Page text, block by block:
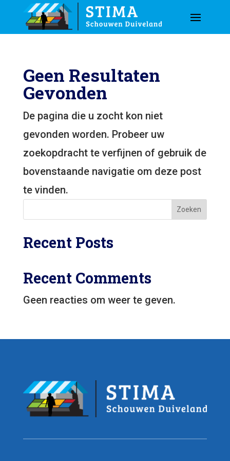
Geen Resultaten
Gevonden
De pagina die u zocht kon niet
gevonden worden. Probeer uw
zoekopdracht te verfijnen of gebruik de
bovenstaande navigatie om deze post
te vinden.
Zoeken
Recent Posts
Recent Comments
Geen reacties om weer te geven.